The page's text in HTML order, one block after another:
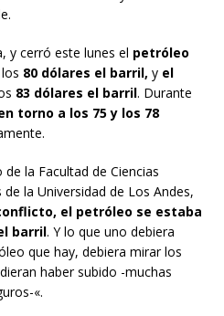
y cerró este lunes el petróleo
80 dólares el barril, y el
83 dólares el barril. Durante
torno a los 75 y los 78
de la Facultad de Ciencias
la Universidad de Los Andes,
el petróleo se estaba
barril. Y lo que uno debiera
que hay, debiera mirar los
haber subido -muchas
«.